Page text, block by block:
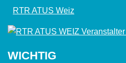
RTR ATUS Weiz
WICHTIG